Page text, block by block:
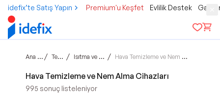
idefix’te Satış Yapın Premium'u Keşfet Evlilik Destek
Ana sayfa / Teknoloji / Isıtma ve Soğutma / Hava Temizleme ve Nem Alma Cihazları
Hava Temizleme ve Nem Alma Cihazları
995 sonuç listeleniyor